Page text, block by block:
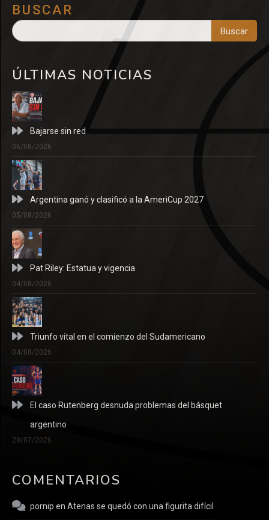
BUSCAR
Buscar
ÚLTIMAS NOTICIAS
Bajarse sin red
06/08/2026
Argentina ganó y clasificó a la AmeriCup 2027
05/08/2026
Pat Riley: Estatua y vigencia
04/08/2026
Triunfo vital en el comienzo del Sudamericano
04/08/2026
El caso Rutenberg desnuda problemas del básquet
argentino
29/07/2026
COMENTARIOS
pornip en Atenas se quedó con una figurita difícil